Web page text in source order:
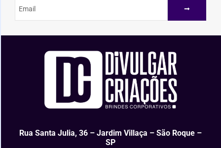
Rua Santa Julia, 36 – Jardim Villaça – São Roque –
SP